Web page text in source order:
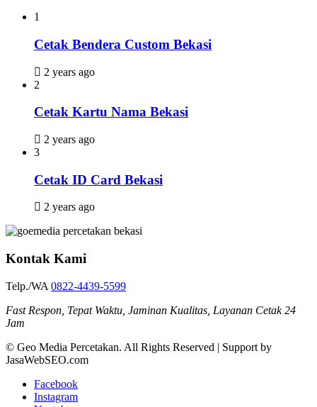
1
Cetak Bendera Custom Bekasi
2 years ago
2
Cetak Kartu Nama Bekasi
2 years ago
3
Cetak ID Card Bekasi
2 years ago
Kontak Kami
Telp./WA 0822-4439-5599
Fast Respon, Tepat Waktu, Jaminan Kualitas, Layanan Cetak 24
Jam
© Geo Media Percetakan. All Rights Reserved | Support by
JasaWebSEO.com
Facebook
Instagram